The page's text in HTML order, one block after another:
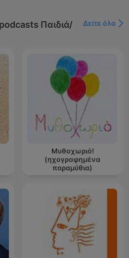
Παιδιά/
Δείτε όλα
Μυθοχωριό!
(ηχογραφημένα
παραμύθια)